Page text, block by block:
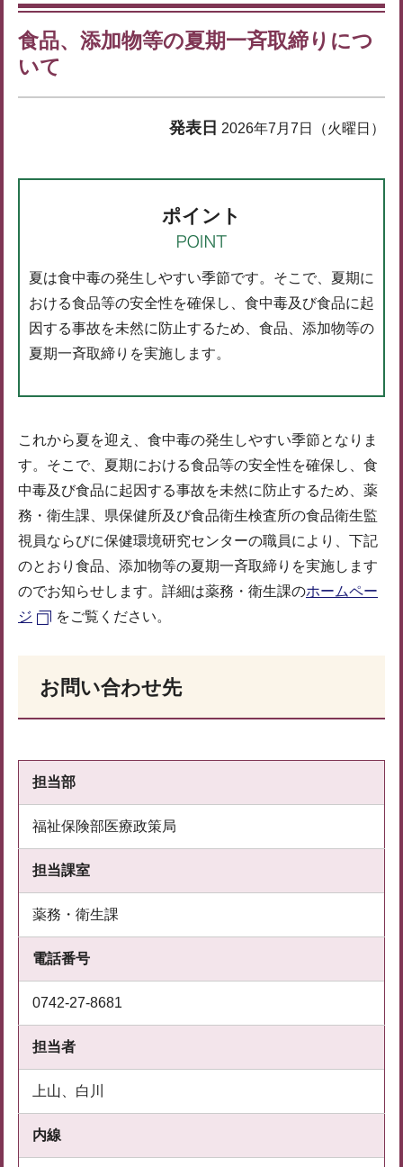
食品、添加物等の夏期一斉取締りにつ
いて
発表日 2026年7月7日（火曜日）
ポイント
夏は食中毒の発生しやすい季節です。そこで、夏期に
おける食品等の安全性を確保し、食中毒及び食品に起
因する事故を未然に防止するため、食品、添加物等の
夏期一斉取締りを実施します。
これから夏を迎え、食中毒の発生しやすい季節となりま
す。そこで、夏期における食品等の安全性を確保し、食
中毒及び食品に起因する事故を未然に防止するため、薬
務・衛生課、県保健所及び食品衛生検査所の食品衛生監
視員ならびに保健環境研究センターの職員により、下記
のとおり食品、添加物等の夏期一斉取締りを実施します
のでお知らせします。詳細は薬務・衛生課のホームペー
ジ
をご覧ください。
お問い合わせ先
担当部
福祉保険部医療政策局
担当課室
薬務・衛生課
電話番号
0742-27-8681
担当者
上山、白川
内線